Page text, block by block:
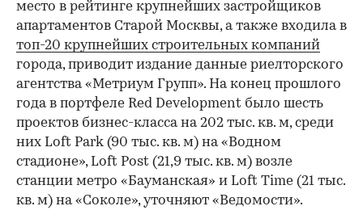
место в рейтинге крупнейших застройщиков
апартаментов Старой Москвы, а также входила в
топ-20 крупнейших строительных компаний
города, приводит издание данные риелторского
агентства «Метриум Групп». На конец прошлого
года в портфеле Red Development было шесть
проектов бизнес-класса на 202 тыс. кв. м, среди
них Loft Park (90 тыс. кв. м) на «Водном
стадионе», Loft Post (21,9 тыс. кв. м) возле
станции метро «Бауманская» и Loft Time (21 тыс.
кв. м) на «Соколе», уточняют «Ведомости».